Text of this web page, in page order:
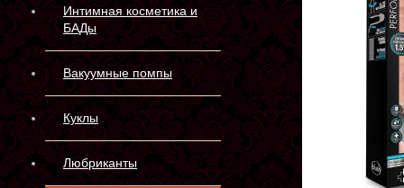
Интимная косметика и
БАДы
Вакуумные помпы
Куклы
Любриканты